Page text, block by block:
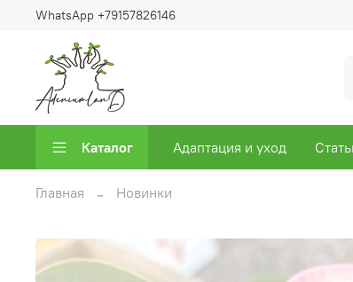
WhatsApp +79157826146
Каталог Адаптация и уход
Главная Новинки